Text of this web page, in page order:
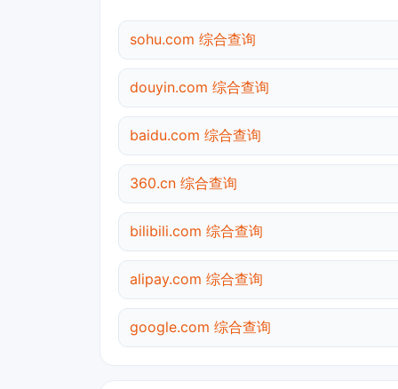
sohu.com 综合查询
douyin.com 综合查询
baidu.com 综合查询
360.cn 综合查询
bilibili.com 综合查询
alipay.com 综合查询
google.com 综合查询